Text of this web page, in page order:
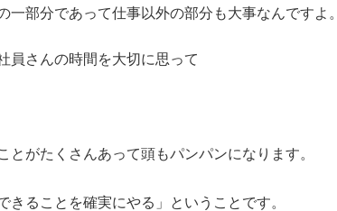
一部分であって仕事以外の部分も大事なんですよ。
員さんの時間を大切に思って
がたくさんあって頭もパンパンになります。
ることを確実にやる」ということです。